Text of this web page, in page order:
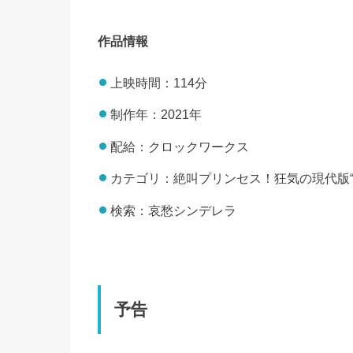
作品情報
上映時間：114分
制作年：2021年
配給：クロックワークス
カテゴリ：絶叫プリンセス！狂気の現代版
検索：哀愁シンデレラ
予告